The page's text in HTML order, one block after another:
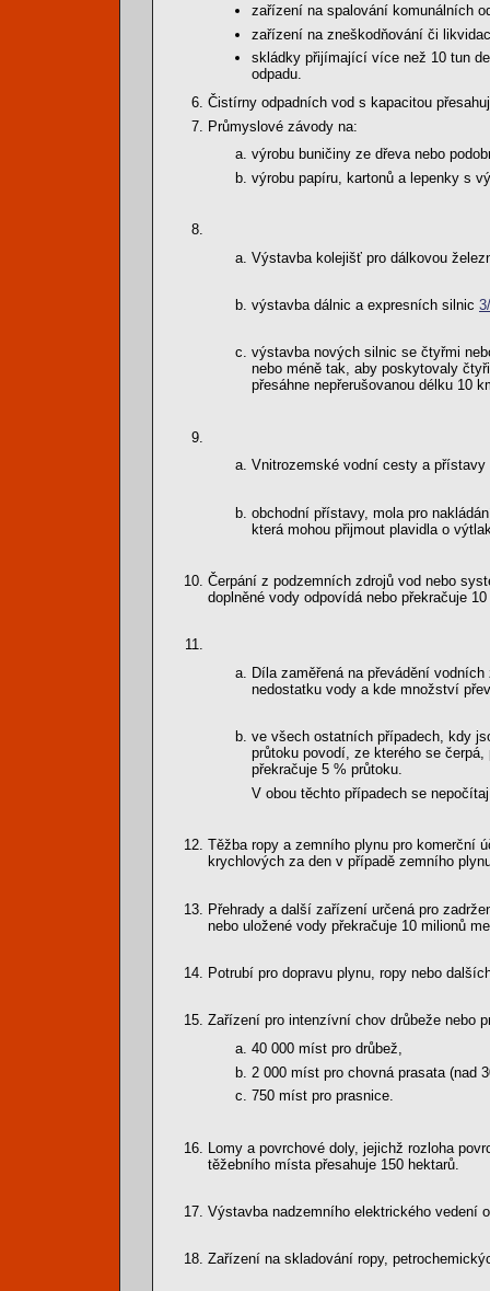
zařízení na spalování komunálních
zařízení na zneškodňování či
skládky přijímající více než 10 tun
odpadu.
Čistírny odpadních vod s kapacitou
Průmyslové závody na:
výrobu buničiny ze dřeva nebo
výrobu papíru, kartonů a lepenky s
Výstavba kolejišť pro dálkovou
výstavba dálnic a expresních silnic 3/
výstavba nových silnic se čtyřmi
nebo méně tak, aby poskytovaly
přesáhne nepřerušovanou délku 10
Vnitrozemské vodní cesty a
obchodní přístavy, mola pro
která mohou přijmout plavidla o
Čerpání z podzemních zdrojů vod nebo
doplněné vody odpovídá nebo překračuje
Díla zaměřená na převádění
nedostatku vody a kde množství
ve všech ostatních případech, kdy
průtoku povodí, ze kterého se
překračuje 5 % průtoku.
V obou těchto případech se
Těžba ropy a zemního plynu pro komerční
krychlových za den v případě zemního
Přehrady a další zařízení určená pro
nebo uložené vody překračuje 10 milionů
Potrubí pro dopravu plynu, ropy nebo
Zařízení pro intenzívní chov drůbeže nebo
40 000 míst pro drůbež,
2 000 míst pro chovná prasata (nad
750 míst pro prasnice.
Lomy a povrchové doly, jejichž rozloha
těžebního místa přesahuje 150 hektarů.
Výstavba nadzemního elektrického vedení
Zařízení na skladování ropy,